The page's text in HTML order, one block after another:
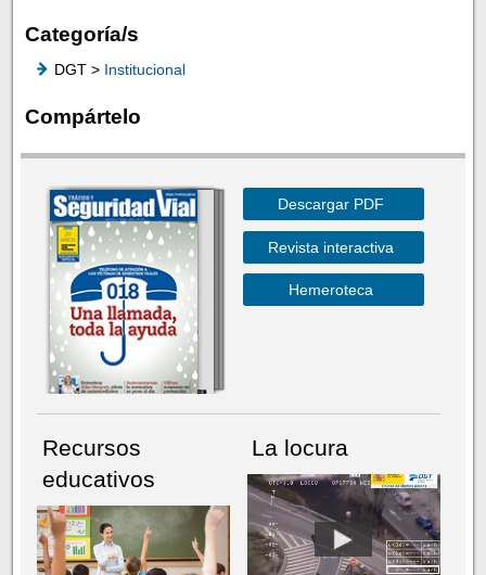
Categoría/s
DGT > Institucional
Compártelo
Descargar PDF
Revista interactiva
Hemeroteca
Recursos
educativos
La locura